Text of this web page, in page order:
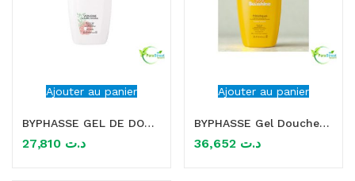
Ajouter au panier
BYPHASSE GEL DE DOUCHE VERBENA 2L
د.ت
Ajouter au panier
BYPHASSE Gel Douche Glow Sunshine 2 L
د.ت